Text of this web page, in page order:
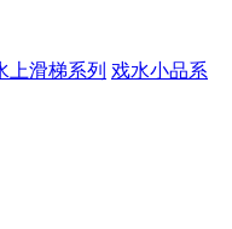
上滑梯系列 戏水小品系